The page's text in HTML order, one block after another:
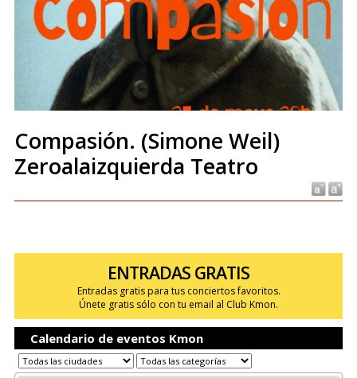
Compasión. (Simone Weil)
Zeroalaizquierda Teatro
ENTRADAS GRATIS
Entradas gratis para tus conciertos favoritos.
Únete gratis sólo con tu email al Club Kmon.
Calendario de eventos Kmon